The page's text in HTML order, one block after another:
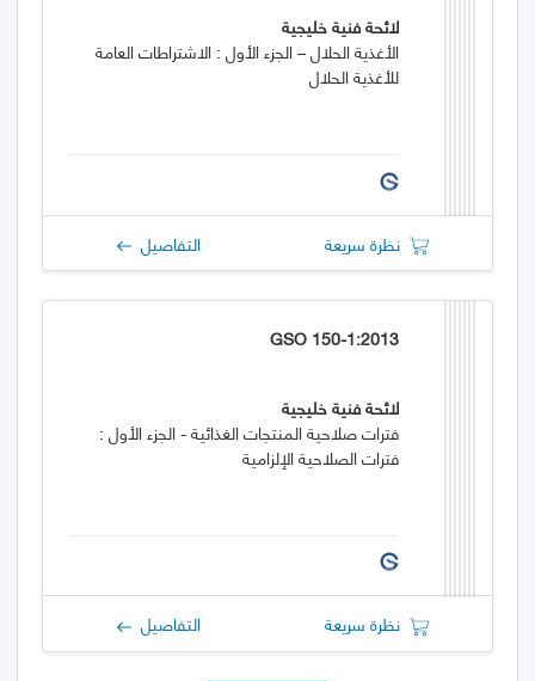
لائحة فنية خليجية
الأغذية الحلال – الجزء الأول : الاشتراطات العامة
للأغذية الحلال
نظرة سريعة التفاصيل
GSO 150-1:2013
لائحة فنية خليجية
فترات صلاحية المنتجات الغذائية - الجزء الأول :
فترات الصلاحية الإلزامية
نظرة سريعة التفاصيل